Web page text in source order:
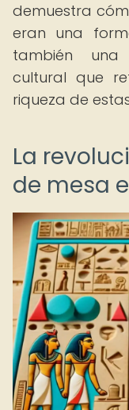
demuestra
eran una
también
cultural que
riqueza de
La
de mesa